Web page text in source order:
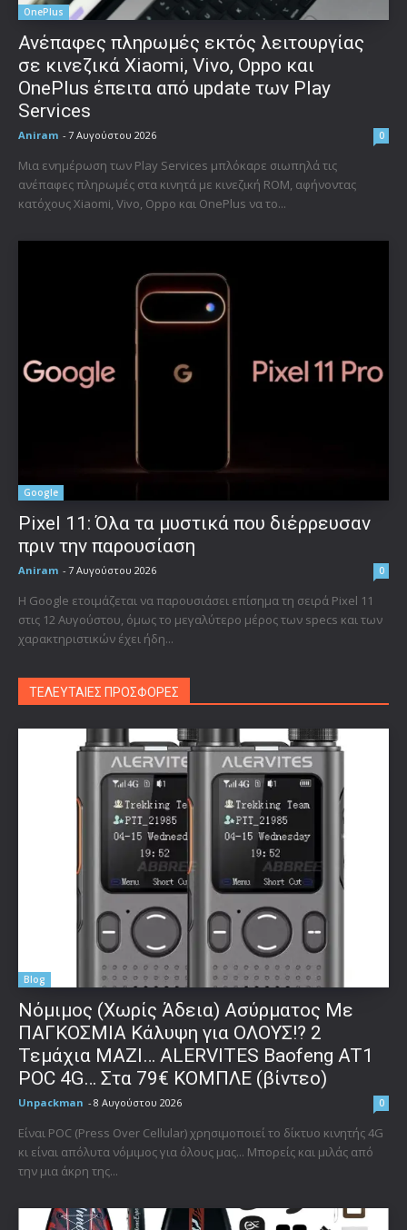
OnePlus
Ανέπαφες πληρωμές εκτός λειτουργίας
σε κινεζικά Xiaomi, Vivo, Oppo και
OnePlus έπειτα από update των Play
Services
Aniram - 7 Αυγούστου 2026 0
Μια ενημέρωση των Play Services μπλόκαρε σιωπηλά τις
ανέπαφες πληρωμές στα κινητά με κινεζική ROM, αφήνοντας
κατόχους Xiaomi, Vivo, Oppo και OnePlus να το...
Google
Pixel 11: Όλα τα μυστικά που διέρρευσαν
πριν την παρουσίαση
Aniram - 7 Αυγούστου 2026 0
Η Google ετοιμάζεται να παρουσιάσει επίσημα τη σειρά Pixel 11
στις 12 Αυγούστου, όμως το μεγαλύτερο μέρος των specs και των
χαρακτηριστικών έχει ήδη...
ΤΕΛΕΥΤΑΙΕΣ ΠΡΟΣΦΟΡΕΣ
Blog
Νόμιμος (Χωρίς Άδεια) Ασύρματος Με
ΠΑΓΚΟΣΜΙΑ Κάλυψη για ΟΛΟΥΣ!? 2
Τεμάχια ΜΑΖΙ… ALERVITES Baofeng AT1
POC 4G… Στα 79€ ΚΟΜΠΛΕ (βίντεο)
Unpackman - 8 Αυγούστου 2026 0
Είναι POC (Press Over Cellular) χρησιμοποιεί το δίκτυο κινητής 4G
κι είναι απόλυτα νόμιμος για όλους μας... Μπορείς και μιλάς από
την μια άκρη της...